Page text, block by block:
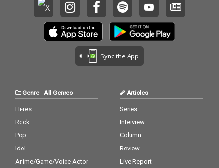
Sync the App
Genre- All Genres
Hi-res
Rock
Pop
Idol
Anime/Game/Voice Actor
Articles
Series
Interview
Column
Review
Live Report